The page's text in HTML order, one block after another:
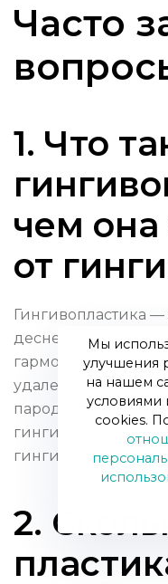
Часто
1. Что
чем она
от
Гингивопластика —
десневого
гармоничную
удаление
пародонтальных
гингивопластика
гингивэктомия —
2.
Мы
улучшения
на нашем
условиями
cookies.